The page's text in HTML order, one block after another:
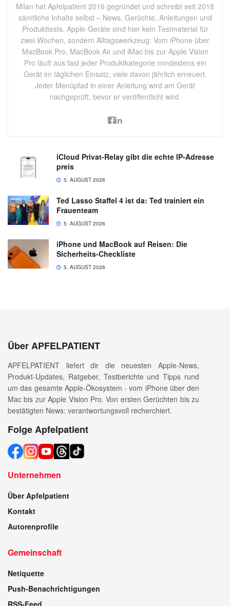
Milan hat Apfelpatient 2016 gegründet und schreibt seit 2018
sämtliche Inhalte selbst – News, Gerüchte, Anleitungen und
Produkttests. Apple-Geräte sind hier kein Testmaterial für
zwei Wochen, sondern Alltagswerkzeug: Vom iPhone über
MacBook Pro, MacBook Air und iMac bis zur Apple Vision
Pro läuft aus fast jeder Produktkategorie mindestens ein
Gerät im täglichen Einsatz, viele davon jährlich erneuert.
Jeder Menüpfad in einer Anleitung wird am Gerät
nachgeprüft, bevor er veröffentlicht wird.
iCloud Privat-Relay gibt die echte IP-Adresse
preis
5. AUGUST 2026
Ted Lasso Staffel 4 ist da: Ted trainiert ein
Frauenteam
5. AUGUST 2026
iPhone und MacBook auf Reisen: Die
Sicherheits-Checkliste
5. AUGUST 2026
Über APFELPATIENT
APFELPATIENT liefert dir die neuesten Apple-News,
Produkt-Updates, Ratgeber, Testberichte und Tipps rund
um das gesamte Apple-Ökosystem - vom iPhone über den
Mac bis zur Apple Vision Pro. Von ersten Gerüchten bis zu
bestätigten News: verantwortungsvoll recherchiert.
Folge Apfelpatient
Unternehmen
Über Apfelpatient
Kontakt
Autorenprofile
Gemeinschaft
Netiquette
Push-Benachrichtigungen
RSS-Feed